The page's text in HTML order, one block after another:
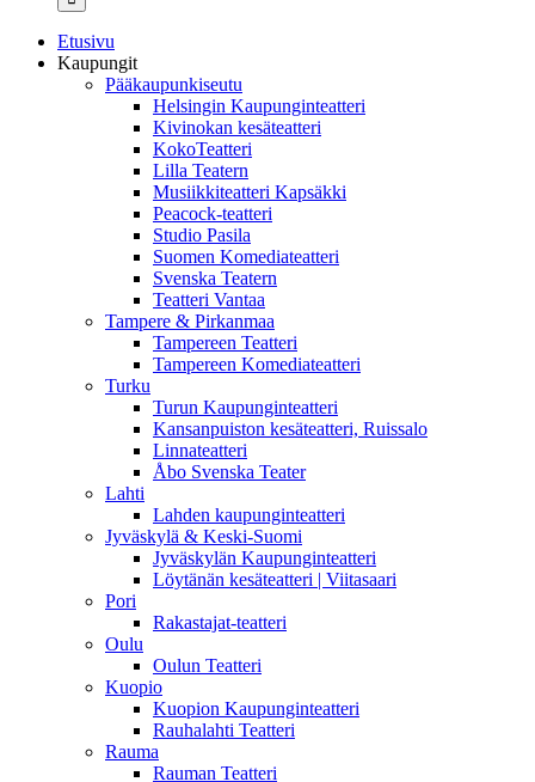
Etusivu
Kaupungit
Pääkaupunkiseutu
Helsingin Kaupunginteatteri
Kivinokan kesäteatteri
KokoTeatteri
Lilla Teatern
Musiikkiteatteri Kapsäkki
Peacock-teatteri
Studio Pasila
Suomen Komediateatteri
Svenska Teatern
Teatteri Vantaa
Tampere & Pirkanmaa
Tampereen Teatteri
Tampereen Komediateatteri
Turku
Turun Kaupunginteatteri
Kansanpuiston kesäteatteri, Ruissalo
Linnateatteri
Åbo Svenska Teater
Lahti
Lahden kaupunginteatteri
Jyväskylä & Keski-Suomi
Jyväskylän Kaupunginteatteri
Löytänän kesäteatteri | Viitasaari
Pori
Rakastajat-teatteri
Oulu
Oulun Teatteri
Kuopio
Kuopion Kaupunginteatteri
Rauhalahti Teatteri
Rauma
Rauman Teatteri